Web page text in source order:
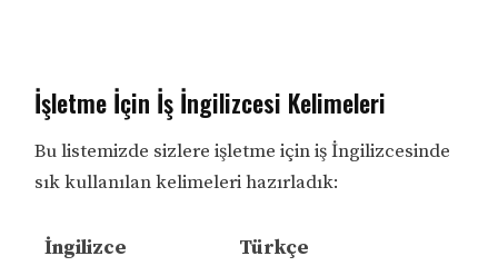
İşletme İçin İş İngilizcesi Kelimeleri
Bu listemizde sizlere işletme için iş İngilizcesinde
sık kullanılan kelimeleri hazırladık:
İngilizce Türkçe